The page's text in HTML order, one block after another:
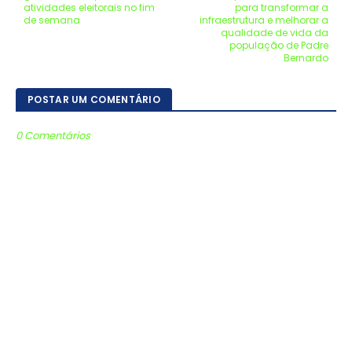
para transformar a
infraestrutura e melhorar a
qualidade de vida da
população de Padre
Bernardo
atividades eleitorais no fim
de semana
POSTAR UM COMENTÁRIO
0 Comentários